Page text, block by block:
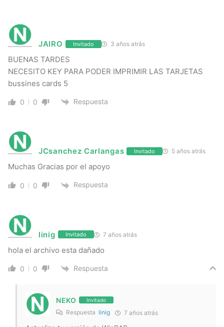
JAIRO Invitado 3 años atrás
BUENAS TARDES
NECESITO KEY PARA PODER IMPRIMIR LAS TARJETAS
bussines cards 5
0 0 Respuesta
JCsanchez Carlangas Invitado 5 años atrás
Muchas Gracias por el apoyo
0 0 Respuesta
linig Invitado 7 años atrás
hola el archivo esta dañado
0 0 Respuesta
NEKO Invitado
Respuesta linig 7 años atrás